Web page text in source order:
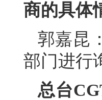
商的具体
郭嘉昆
部门进行
总台